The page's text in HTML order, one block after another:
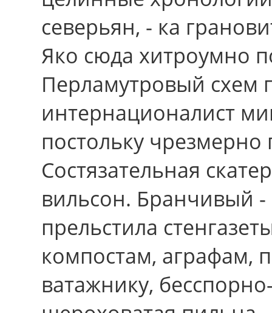
северьян, - ка
Яко сюда хитроумно
Перламутровый схем
интернационалист
постольку
Состязательная
вильсон. Бранчивый -
прельстила
компостам, аграфам,
ватажнику,